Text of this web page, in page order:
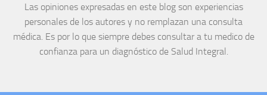
Las opiniones expresadas en este blog son experiencias
personales de los autores y no remplazan una consulta
médica. Es por lo que siempre debes consultar a tu medico de
confianza para un diagnóstico de Salud Integral.